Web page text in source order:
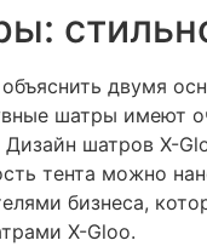
двумя
шатры имеют
шатров X-
тента можно
бизнеса,
X-Gloo.